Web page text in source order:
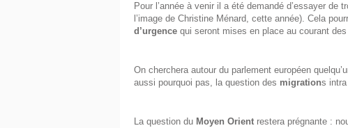
Pour l’année à venir il a été demandé d’essayer de
l’image de Christine Ménard, cette année). Cela
d’urgence qui seront mises en place au courant
On cherchera autour du parlement européen
aussi pourquoi pas, la question des migrations
La question du Moyen Orient restera prégnante :